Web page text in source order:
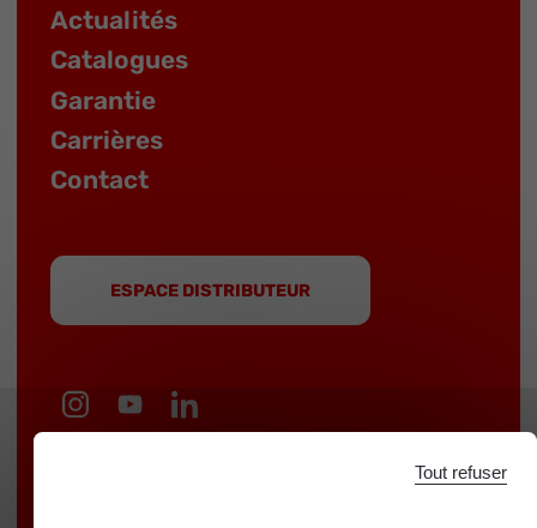
Actualités
Catalogues
Garantie
Carrières
Contact
ESPACE DISTRIBUTEUR
leborgne.fr
Tout refuser